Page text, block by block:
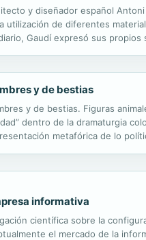
y diseñador español
utilización de diferentes
Gaudí expresó sus
y de bestias
y de bestias. Figuras
dentro de la dramaturgia
metafórica de lo
informativa
científica sobre la
el mercado de la